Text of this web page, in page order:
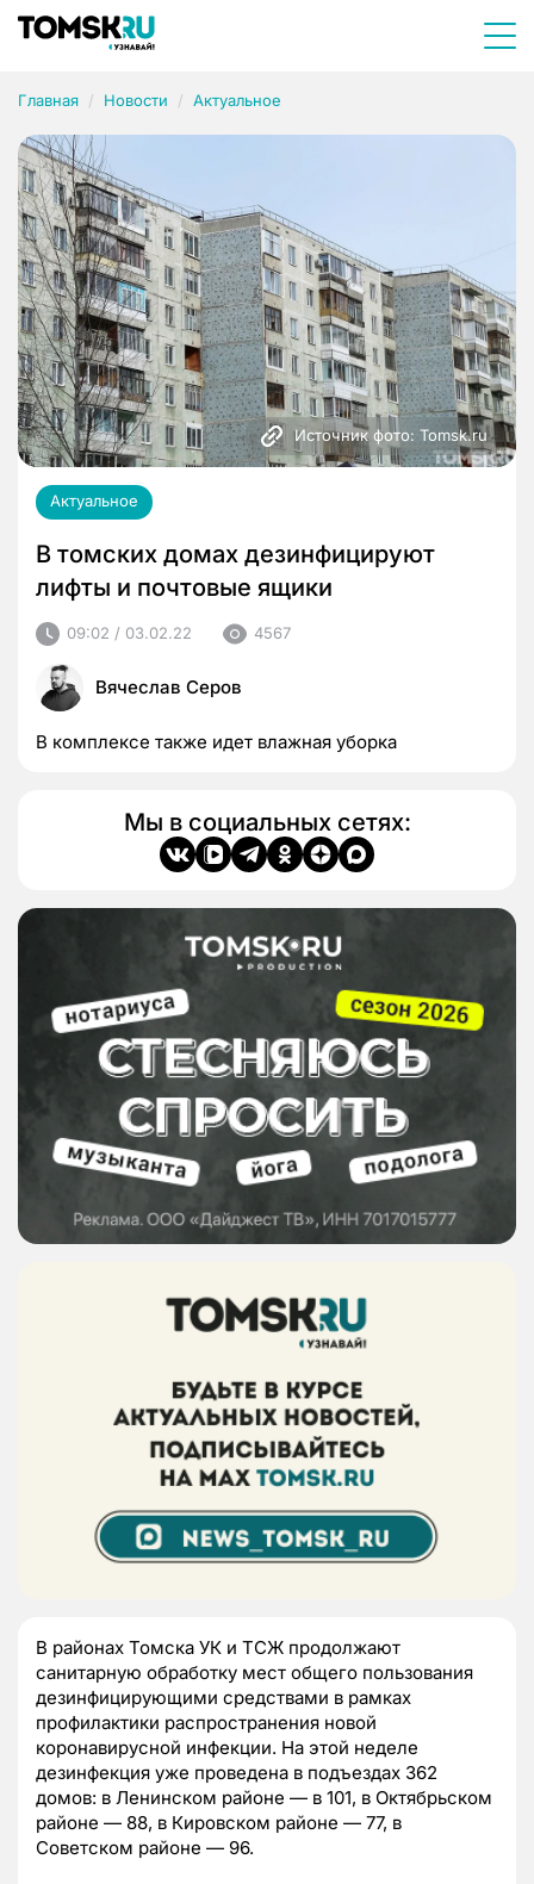
Главная Новости Актуальное
Источник фото: Tomsk.ru
Актуальное
В томских домах дезинфицируют
лифты и почтовые ящики
09:02 / 03.02.22 4567
Вячеслав Серов
В комплексе также идет влажная уборка
Мы в социальных сетях:
В районах Томска УК и ТСЖ продолжают
санитарную обработку мест общего пользования
дезинфицирующими средствами в рамках
профилактики распространения новой
коронавирусной инфекции. На этой неделе
дезинфекция уже проведена в подъездах 362
домов: в Ленинском районе — в 101, в Октябрьском
районе — 88, в Кировском районе — 77, в
Советском районе — 96.